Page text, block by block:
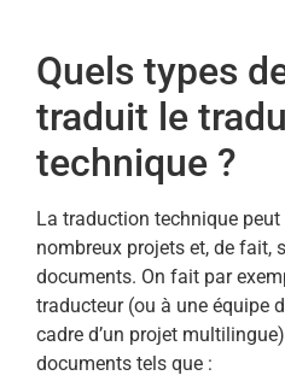
Quels types
traduit le
technique ?
La traduction technique
nombreux projets et, de fait,
documents. On fait par
traducteur (ou à une équipe
cadre d’un projet
documents tels que :